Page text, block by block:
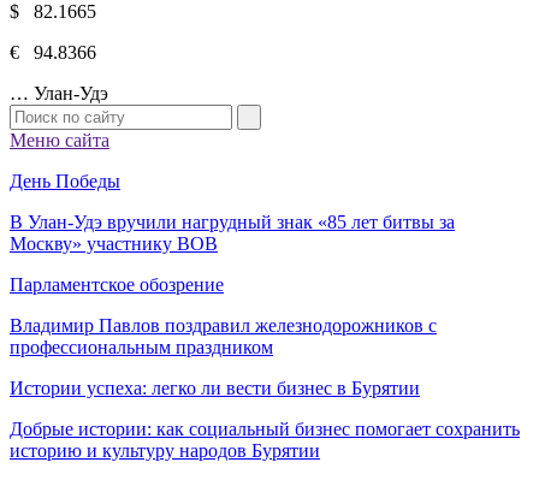
$ 82.1665
€ 94.8366
… Улан-Удэ
Меню сайта
День Победы
В Улан-Удэ вручили нагрудный знак «85 лет битвы за
Москву» участнику ВОВ
Парламентское обозрение
Владимир Павлов поздравил железнодорожников с
профессиональным праздником
Истории успеха: легко ли вести бизнес в Бурятии
Добрые истории: как социальный бизнес помогает сохранить
историю и культуру народов Бурятии